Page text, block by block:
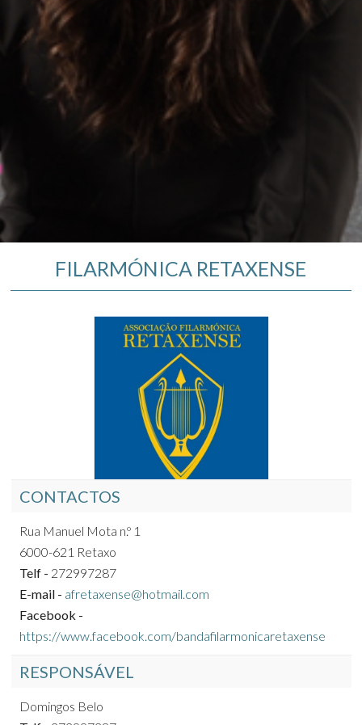
FILARMÓNICA RETAXENSE
CONTACTOS
Rua Manuel Mota n.º 1
6000-621 Retaxo
Telf - 272997287
E-mail - afretaxense@hotmail.com
Facebook -
https://www.facebook.com/bandafilarmonicaretaxense
RESPONSÁVEL
Domingos Belo